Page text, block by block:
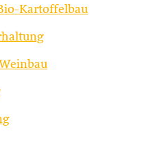
Kartoffelbau